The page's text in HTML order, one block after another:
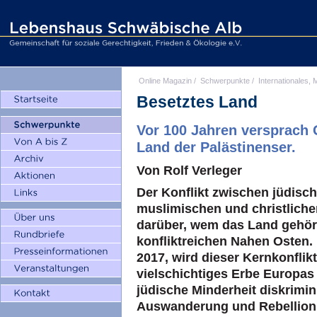
Online Magazin / Schwerpunkte / Internationales,
Besetztes Land
Vor 100 Jahren
Land der Palästinenser.
Von Rolf Verleger
Der Konflikt zwischen
muslimischen und
darüber, wem das Land
konfliktreichen Nahen
2017, wird dieser
vielschichtiges Erbe
jüdische Minderheit
Auswanderung und